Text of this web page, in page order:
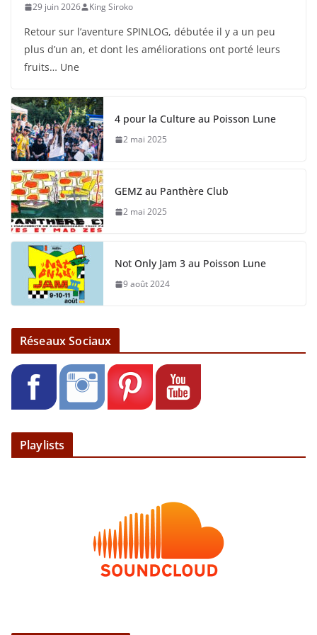
29 juin 2026 King Siroko
Retour sur l’aventure SPINLOG, débutée il y a un peu
plus d’un an, et dont les améliorations ont porté leurs
fruits… Une
4 pour la Culture au Poisson Lune
2 mai 2025
GEMZ au Panthère Club
2 mai 2025
Not Only Jam 3 au Poisson Lune
9 août 2024
Réseaux Sociaux
Playlists